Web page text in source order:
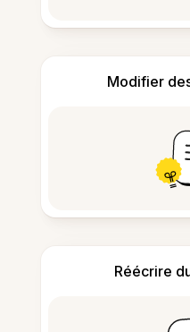
Modifier
Réécrire